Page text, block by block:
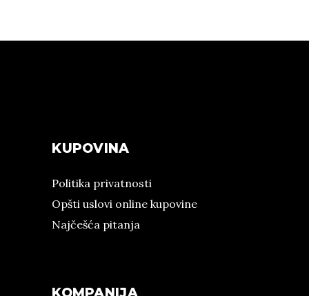
KUPOVINA
Politika privatnosti
Opšti uslovi online kupovine
Najčešća pitanja